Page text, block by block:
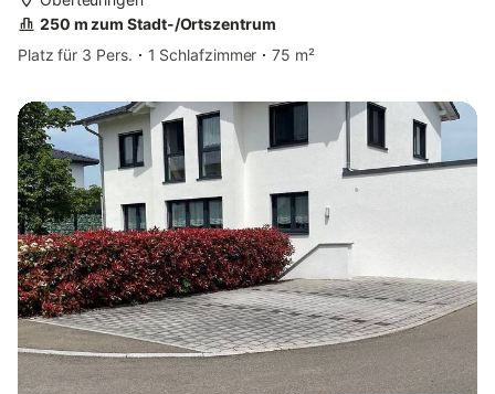
250 m zum Stadt-/Ortszentrum
Platz für 3 Pers.
1 Schlafzimmer 75 m²